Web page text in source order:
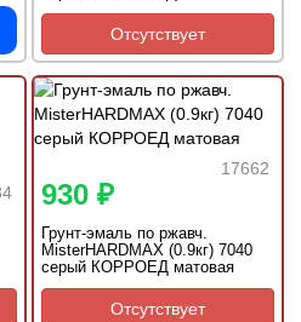
полуглянцевая
Отсутствует
17662
930 ₽
Грунт-эмаль по ржавч.
MisterHARDMAX (0.9кг) 7040
серый КОРРОЕД матовая
Отсутствует